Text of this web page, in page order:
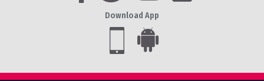
Download App